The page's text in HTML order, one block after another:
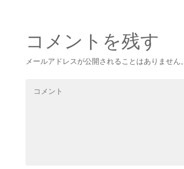
コメントを残す
メールアドレスが公開されることはありません。